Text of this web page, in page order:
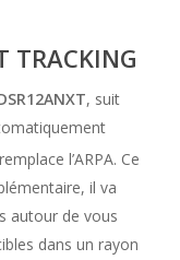
TRACKING
, suit
l’ARPA. Ce
il va
autour de vous
dans un rayon